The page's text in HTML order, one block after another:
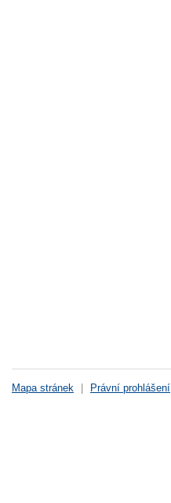
Mapa stránek Právní prohlášení